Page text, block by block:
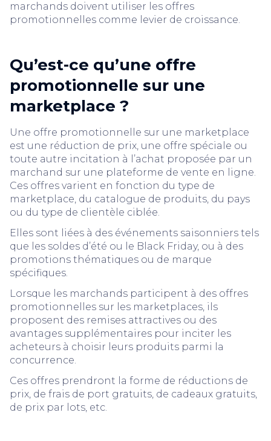
marchands doivent utiliser les offres
promotionnelles comme levier de croissance.
Qu’est-ce qu’une offre
promotionnelle sur une
marketplace ?
Une offre promotionnelle sur une marketplace
est une réduction de prix, une offre spéciale ou
toute autre incitation à l’achat proposée par un
marchand sur une plateforme de vente en ligne.
Ces offres varient en fonction du type de
marketplace, du catalogue de produits, du pays
ou du type de clientèle ciblée.
Elles sont liées à des événements saisonniers tels
que les soldes d’été ou le Black Friday, ou à des
promotions thématiques ou de marque
spécifiques.
Lorsque les marchands participent à des offres
promotionnelles sur les marketplaces, ils
proposent des remises attractives ou des
avantages supplémentaires pour inciter les
acheteurs à choisir leurs produits parmi la
concurrence.
Ces offres prendront la forme de réductions de
prix, de frais de port gratuits, de cadeaux gratuits,
de prix par lots, etc.